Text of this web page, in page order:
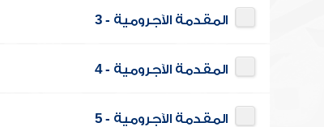
المقدمة الآجرومية - 3
المقدمة الآجرومية - 4
المقدمة الآجرومية - 5